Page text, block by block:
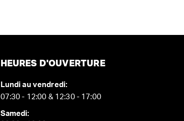
HEURES D'OUVERTURE
Lundi au vendredi:
07:30 - 12:00 & 12:30 - 17:00
Samedi: